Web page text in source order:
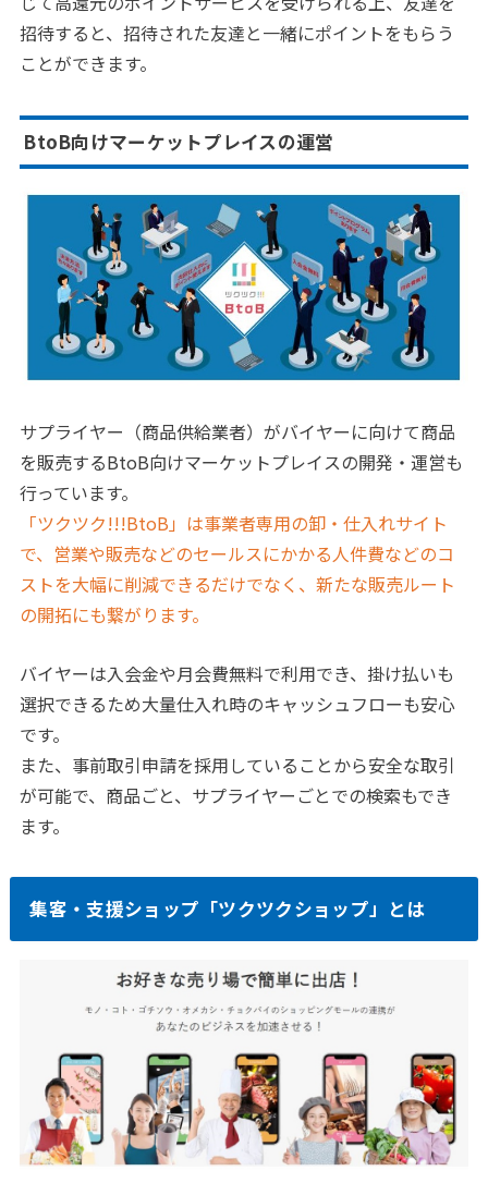
招待すると、招待された友達と一緒にポイントをもらう
ことができます。
BtoB向けマーケットプレイスの運営
サプライヤー（商品供給業者）がバイヤーに向けて商品
を販売するBtoB向けマーケットプレイスの開発・運営も
行っています。
「ツクツク!!!BtoB」は事業者専用の卸・仕入れサイト
で、営業や販売などのセールスにかかる人件費などのコ
ストを大幅に削減できるだけでなく、新たな販売ルート
の開拓にも繋がります。
バイヤーは入会金や月会費無料で利用でき、掛け払いも
選択できるため大量仕入れ時のキャッシュフローも安心
です。
また、事前取引申請を採用していることから安全な取引
が可能で、商品ごと、サプライヤーごとでの検索もでき
ます。
集客・支援ショップ「ツクツクショップ」とは